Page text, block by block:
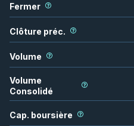
Fermer
Clôture préc.
Volume
Volume
Consolidé
Cap. boursière